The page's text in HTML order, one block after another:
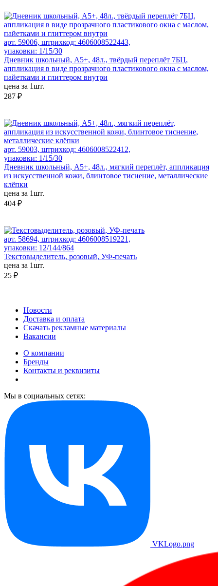
арт. 59006, штрихкод: 4606008522443,
упаковки: 1/15/30
Дневник школьный, А5+, 48л., твёрдый переплёт 7БЦ,
аппликация в виде прозрачного пластикового окна с маслом,
пайетками и глиттером внутри
цена за 1шт.
287 ₽
арт. 59003, штрихкод: 4606008522412,
упаковки: 1/15/30
Дневник школьный, А5+, 48л., мягкий переплёт, аппликация
из искусственной кожи, блинтовое тиснение, металлические
клёпки
цена за 1шт.
404 ₽
арт. 58694, штрихкод: 4606008519221,
упаковки: 12/144/864
Текстовыделитель, розовый, УФ-печать
цена за 1шт.
25 ₽
Новости
Доставка и оплата
Скачать рекламные материалы
Вакансии
О компании
Бренды
Контакты и реквизиты
Мы в социальных сетях:
VKLogo.png